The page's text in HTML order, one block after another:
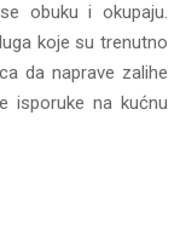
obuku i okupaju.
koje su trenutno
da naprave zalihe
isporuke na kućnu